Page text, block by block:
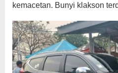
kemacetan. Bunyi klakson